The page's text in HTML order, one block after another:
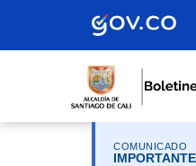
COMUNICADO
IMPORTANTE